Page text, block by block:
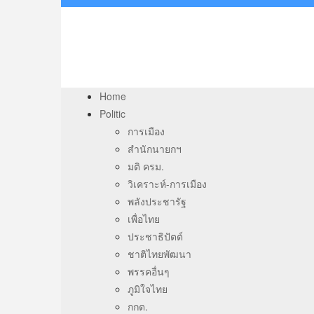
Home
Politic
การเมือง
สำนักนายกฯ
มติ ครม.
วิเคราะห์-การเมือง
พลังประชารัฐ
เพื่อไทย
ประชาธิปัตต์
ชาติไทยพัฒนา
พรรคอื่นๆ
ภูมิใจไทย
กกต.